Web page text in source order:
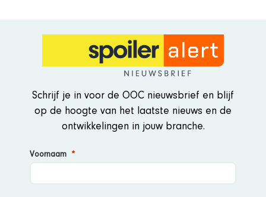
Schrijf je in voor de OOC nieuwsbrief en blijf
op de hoogte van het laatste nieuws en de
ontwikkelingen in jouw branche.
Voornaam